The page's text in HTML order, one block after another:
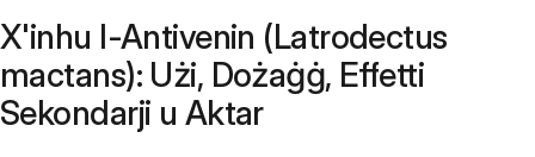
X'inhu l-Antivenin (Latrodectus
mactans): Użi, Dożaġġ, Effetti
Sekondarji u Aktar